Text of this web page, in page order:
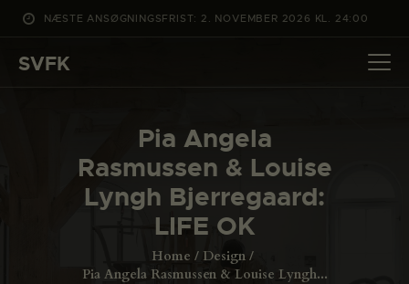
NÆSTE ANSØGNINGSFRIST: 2. NOVEMBER 2026 KL. 24:00
SVFK
Pia Angela
Rasmussen & Louise
Lyngh Bjerregaard:
LIFE OK
Home
Design
Pia Angela Rasmussen & Louise Lyngh...
DET SKER
PROJEKTER
CHANNEL
ANSØG
ENGLISH